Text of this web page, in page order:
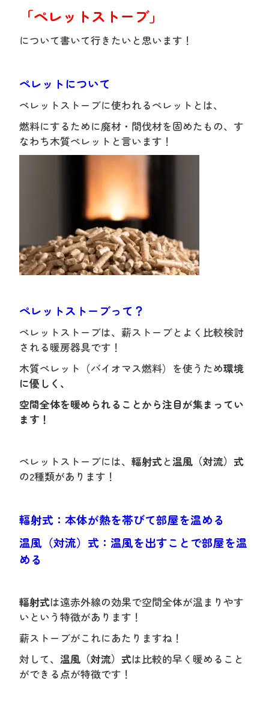
「ペレットストーブ」
について書いて行きたいと思います！
ペレットについて
ペレットストーブに使われるペレットとは、
燃料にするために廃材・間伐材を固めたもの、す
なわち木質ペレットと言います！
ペレットストーブって？
ペレットストーブは、薪ストーブとよく比較検討
される暖房器具です！
木質ペレット（バイオマス燃料）を使うため環境
に優しく、
空間全体を暖められることから注目が集まってい
ます！
ペレットストーブには、輻射式と温風（対流）式
の2種類があります！
輻射式：本体が熱を帯びて部屋を温める
温風（対流）式：温風を出すことで部屋を温
める
輻射式は遠赤外線の効果で空間全体が温まりやす
いという特徴があります！
薪ストーブがこれにあたりますね！
対して、温風（対流）式は比較的早く暖めること
ができる点が特徴です！